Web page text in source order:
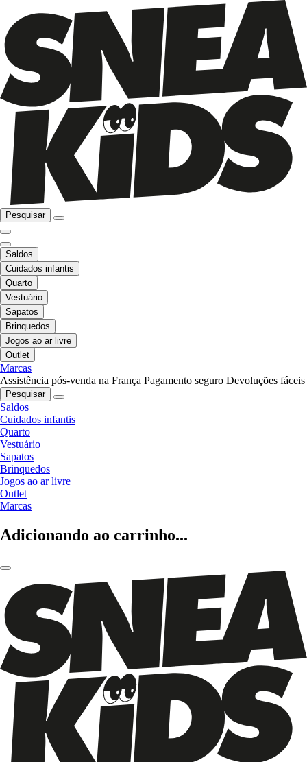
Pesquisar
Saldos
Cuidados infantis
Quarto
Vestuário
Sapatos
Brinquedos
Jogos ao ar livre
Outlet
Marcas
Assistência pós-venda na França Pagamento seguro Devoluções fáceis
Pesquisar
Saldos
Cuidados infantis
Quarto
Vestuário
Sapatos
Brinquedos
Jogos ao ar livre
Outlet
Marcas
Adicionando ao carrinho...